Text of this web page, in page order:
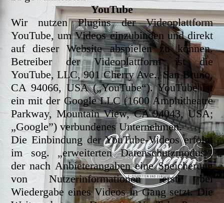
YouTube
Wir nutzen Plugins der Videoplattform
YouTube, um Videos einzubinden und direkt
auf dieser Website abspielen zu können.
Betreiber der Videoplattform ist die
YouTube, LLC, 901 Cherry Ave., San Bruno,
CA 94066, USA („YouTube“). YouTube ist
ein mit der Google LLC (1600 Amphitheatre
Parkway, Mountain View, CA 94043, USA;
„Google”) verbundenes Unternehmen.
Die Einbindung der YouTube-Videos erfolgt
im sog. „erweiterten Datenschutzmodus“,
der nach Anbieterangaben eine Speicherung
von Nutzerinformationen erst bei
Wiedergabe eines Videos in Gang setzt. Die